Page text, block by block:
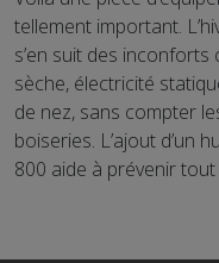
tellement important.
s’en suit des
sèche, électricité
de nez, sans compter
boiseries. L’ajout d’un
800 aide à prévenir tout